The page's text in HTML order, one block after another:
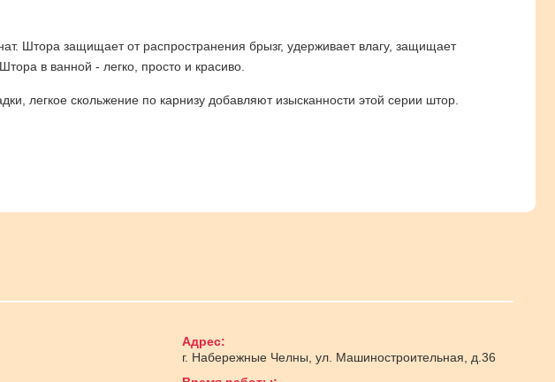
Штора защищает от распространения брызг, удерживает влагу, защищает
в ванной - легко, просто и красиво.
легкое скольжение по карнизу добавляют изысканности этой серии штор.
Адрес:
г. Набережные Челны ул. Машиностроительная, д.36